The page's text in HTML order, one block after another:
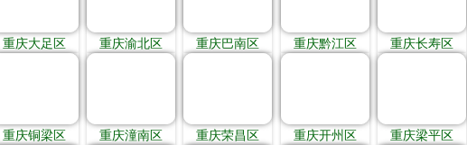
重庆大足区 重庆渝北区 重庆巴南区 重庆黔江区 重庆长寿区
重庆铜梁区 重庆潼南区 重庆荣昌区 重庆开州区 重庆梁平区